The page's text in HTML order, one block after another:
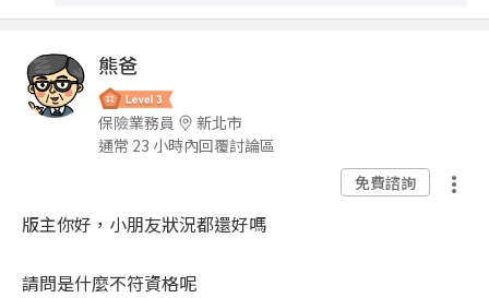
熊爸
保險業務員
新北市
通常 23 小時內回覆討論區
免費諮詢
版主你好，小朋友狀況都還好嗎
請問是什麼不符資格呢